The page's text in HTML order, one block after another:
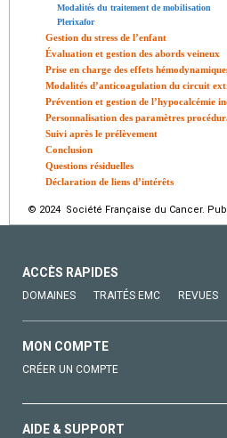
Modalités du traitement de mobilisation
Plerixafor
Gestion du stress de l’enfant
Évaluation et gestion des abords veineux
Prise en charge des effets
Modalités d’anticoagulation du circuit
Prévention et gestion de l’hypocalcémie
Personnalisation des paramètres
Suivi après le prélèvement
Conclusion
Questions résiduelles
Déclaration de liens d’intérêts
© 2024 Société Française du Cancer.
ACCÈS RAPIDES
DOMAINES TRAITÉS EMC REVUES
MON COMPTE
CRÉER UN COMPTE
AIDE & SUPPORT